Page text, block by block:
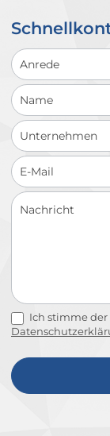
Schnellkontakt
Ich stimme